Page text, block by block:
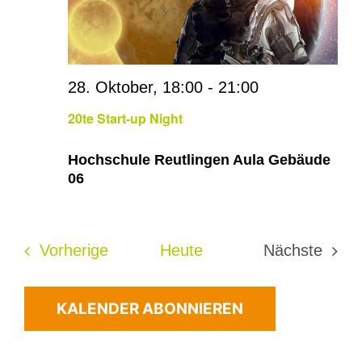
20te Start-up Night
28. Oktober, 18:00 - 21:00
Hochschule Reutlingen Aula Gebäude
06
VorherigeVeranstaltungen
Heute
Nächste
KALENDER ABONNIEREN